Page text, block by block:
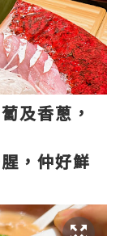
及香蔥，
，仲好鮮